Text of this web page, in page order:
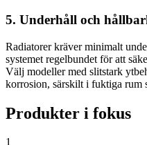
5. Underhåll och
Radiatorer kräver minimalt
systemet regelbundet för att
Välj modeller med slitstark
korrosion, särskilt i fuktiga rum
Produkter i fokus
1